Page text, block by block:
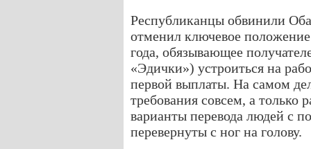
Республиканцы обвинили
отменил ключевое
года, обязывающее
«Эдички») устроиться на
первой выплаты. На самом
требования совсем, а только
варианты перевода людей с
перевернуты с ног на голову.